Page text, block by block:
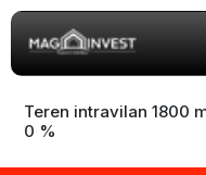
Teren intravilan 1800
0 %